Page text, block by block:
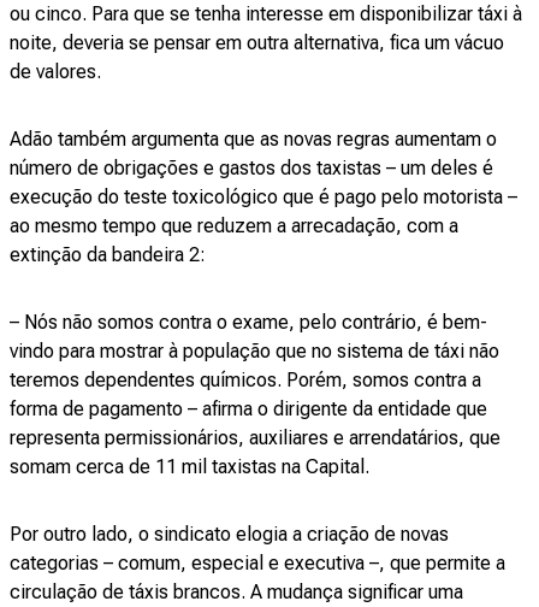
ou cinco. Para que se tenha interesse em disponibilizar táxi à
noite, deveria se pensar em outra alternativa, fica um vácuo
de valores.
Adão também argumenta que as novas regras aumentam o
número de obrigações e gastos dos taxistas – um deles é
execução do teste toxicológico que é pago pelo motorista –
ao mesmo tempo que reduzem a arrecadação, com a
extinção da bandeira 2:
– Nós não somos contra o exame, pelo contrário, é bem-
vindo para mostrar à população que no sistema de táxi não
teremos dependentes químicos. Porém, somos contra a
forma de pagamento – afirma o dirigente da entidade que
representa permissionários, auxiliares e arrendatários, que
somam cerca de 11 mil taxistas na Capital.
Por outro lado, o sindicato elogia a criação de novas
categorias – comum, especial e executiva –, que permite a
circulação de táxis brancos. A mudança significar uma